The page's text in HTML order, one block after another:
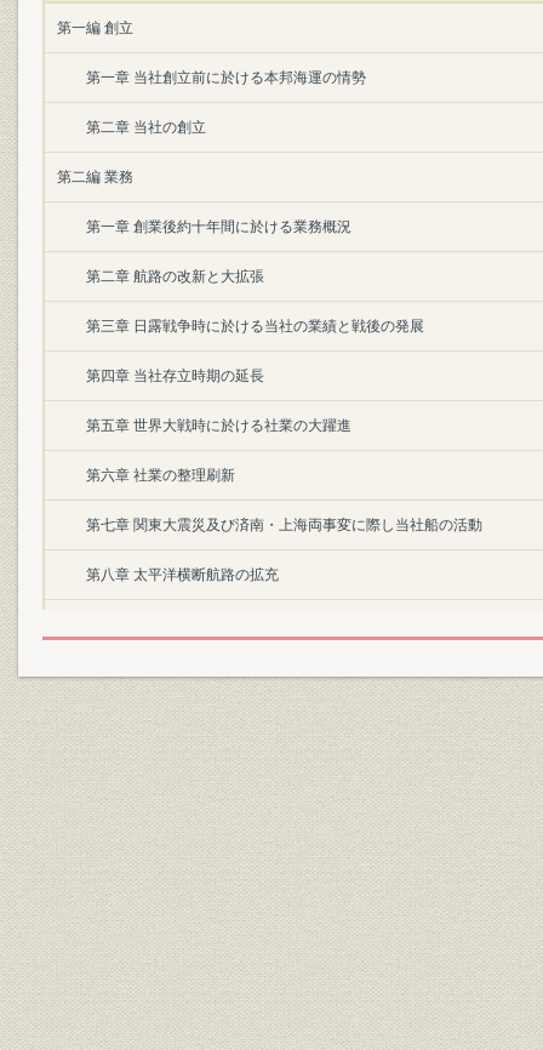
第一編 創立
第一章 当社創立前に於ける本邦海運の情勢
第二章 当社の創立
第二編 業務
第一章 創業後約十年間に於ける業務概況
第二章 航路の改新と大拡張
第三章 日露戦争時に於ける当社の業績と戦後の発展
第四章 当社存立時期の延長
第五章 世界大戦時に於ける社業の大躍進
第六章 社業の整理刷新
第七章 関東大震災及び済南・上海両事変に際し当社船の活動
第八章 太平洋横断航路の拡充
第十章 世界海運界に於ける当社の地位
第十一章 当社関係の海運同盟・貨客連絡運送契約・其他の協定
第十二章 当社経営航路の沿革並に現状
第十三章 営業成績
第三編 資本
第一章 資本金の増減
第二章 株主
第三章 資産及び負債